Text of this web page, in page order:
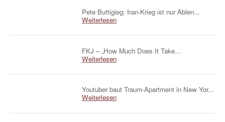
Pete Buttigieg: Iran-Krieg ist nur Ablen...
Weiterlesen
FKJ – „How Much Does It Take...
Weiterlesen
Youtuber baut Traum-Apartment in New Yor...
Weiterlesen